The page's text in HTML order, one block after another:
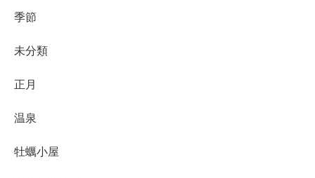
季節
未分類
正月
温泉
牡蠣小屋